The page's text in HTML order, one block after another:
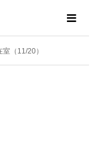
（11/20）